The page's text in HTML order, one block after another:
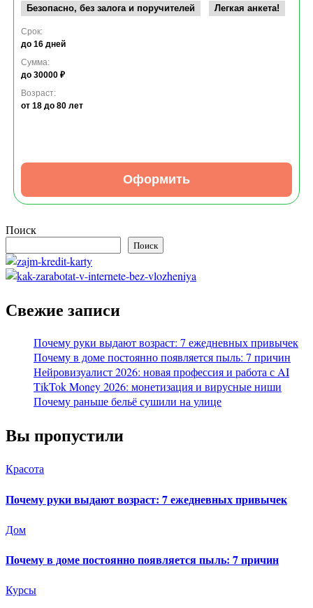
Безопасно, без залога и поручителей
Легкая анкета!
Срок:
до 16 дней
Сумма:
до 30000 ₽
Возраст:
от 18 до 80 лет
Оформить
Поиск
Поиск
Свежие записи
Почему руки выдают возраст: 7 ежедневных привычек
Почему в доме постоянно появляется пыль: 7 причин
Нейровизуалист 2026: новая профессия и работа с AI
TikTok Money 2026: монетизация и вирусные ниши
Почему раньше бельё сушили на улице
Вы пропустили
Красота
Почему руки выдают возраст: 7 ежедневных привычек
Дом
Почему в доме постоянно появляется пыль: 7 причин
Курсы